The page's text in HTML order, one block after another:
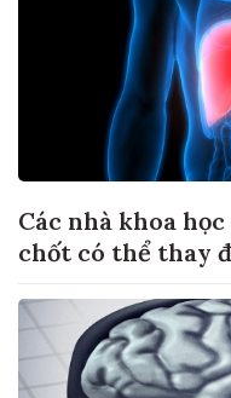
Các nhà khoa
chốt có thể thay